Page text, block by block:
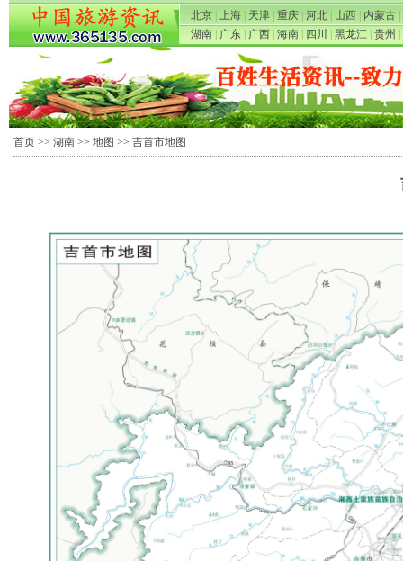
北京 上海 天津 重庆 河北 山西 内蒙古
湖南
广东 广西 海南 四川 黑龙江 贵州
首页 >> 湖南 >> 地图 >> 吉首市地图